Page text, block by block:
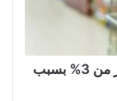
ارتفاع التضخم في هولندا مجدداً إلى أكثر من 3% بسبب